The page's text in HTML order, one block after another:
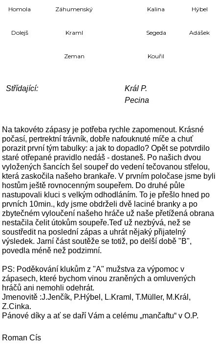
Homola Záhumenský Kalina Hýbel
Dolejš Kraml Segeda Adášek
Zeman Kouřil
Střídající:
Král P.
Pecina
Na takovéto zápasy je potřeba rychle zapomenout. Krásné
počasí, pertrektní trávník, dobře nafouknuté míče a chuť
porazit první tým tabulky: a jak to dopadlo? Opět se potvrdilo
staré otřepané pravidlo nedáš - dostaneš. Po našich dvou
vyložených šancích šel soupeř do vedení tečovanou střelou,
která zaskočila našeho brankaře. V prvním poločase jsme byli
hostům ještě rovnocenným soupeřem. Do druhé půle
nastupovali kluci s velkým odhodláním. To je přešlo hned po
prvních 10min., kdy jsme obdrželi dvě laciné branky a po
zbytečném vyloučení našeho hráče už naše přetížená obrana
nestačila čelit útokům soupeře.Teď už nezbývá, než se
soustředit na poslední zápas a uhrát nějaký přijatelný
výsledek. Jarní část soutěže se totiž, po delší době "B",
povedla méně než podzimní.
PS: Poděkování klukům z "A" mužstva za výpomoc v
zápasech, které bychom vinou zraněných a omluvených
hráčů ani nemohli odehrát.
Jmenovitě :J.Jenčík, P.Hýbel, L.Kraml, T.Müller, M.Král,
Z.Cinka.
Pánové díky a ať se daří Vám a celému „mančaftu“ v O.P.
Roman Cís